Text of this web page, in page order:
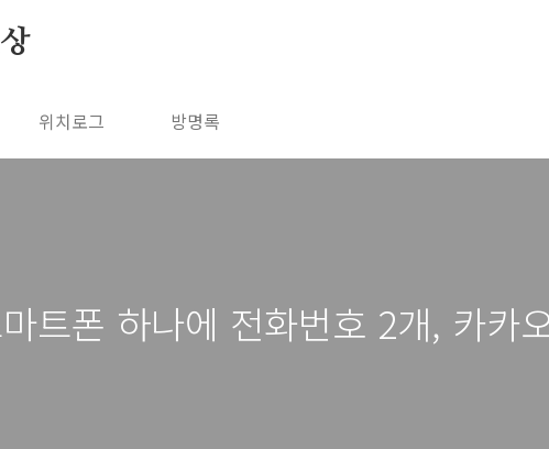
위치로그 방명록
트폰 하나에 전화번호 2개, 카카